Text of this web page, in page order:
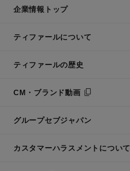
企業情報トップ
ティファールについて
ティファールの歴史
CM・ブランド動画
グループセブジャパン
カスタマーハラスメントについて